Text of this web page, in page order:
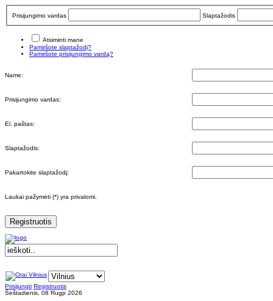
Prisijungimo vardas Slaptažodis
Atsiminti mane
Pamiršote slaptažodį?
Pamiršote prisijungimo vardą?
Name:
Prisijungimo vardas:
El. paštas:
Slaptažodis:
Pakartokite slaptažodį:
Laukai pažymėti (*) yra privalomi.
Registruotis
Prisijungti Registruotis
Šeštadienis, 08 Rugp 2026